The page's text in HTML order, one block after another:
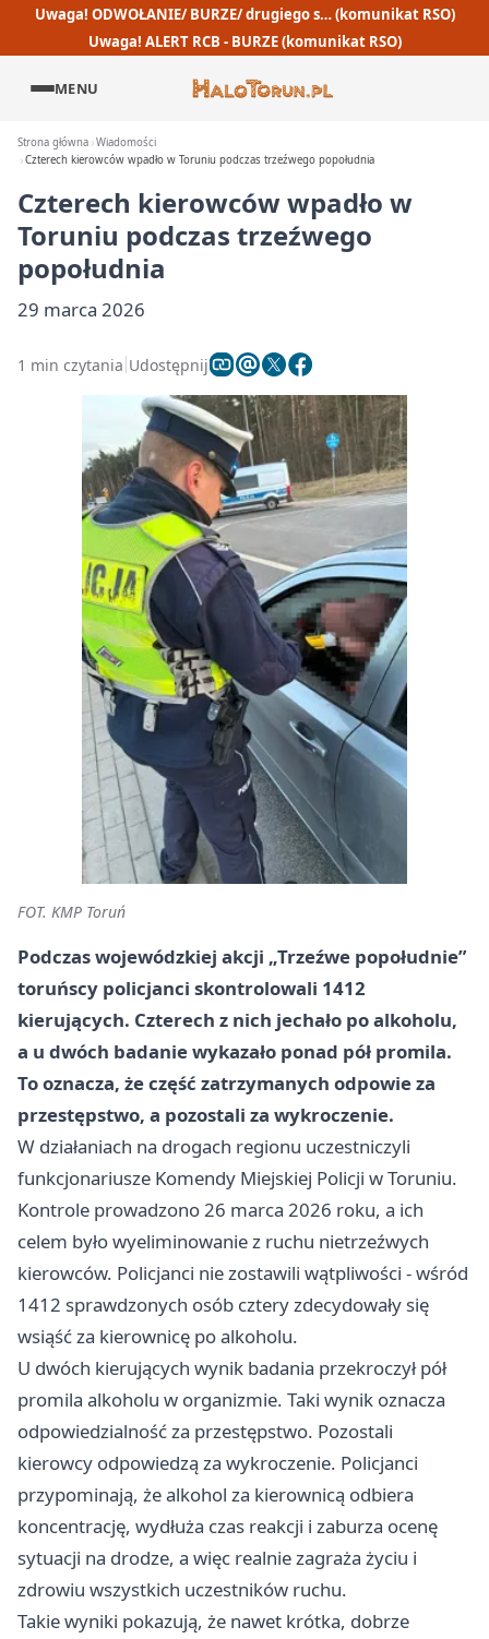
Uwaga! ODWOŁANIE/ BURZE/ drugiego s… (komunikat RSO)
Uwaga! ALERT RCB - BURZE (komunikat RSO)
MENU
Strona główna Wiadomości
Czterech kierowców wpadło w Toruniu podczas trzeźwego popołudnia
Czterech kierowców wpadło w
Toruniu podczas trzeźwego
popołudnia
29 marca 2026
1 min czytania Udostępnij
FOT. KMP Toruń
Podczas wojewódzkiej akcji „Trzeźwe popołudnie”
toruńscy policjanci skontrolowali 1412
kierujących. Czterech z nich jechało po alkoholu,
a u dwóch badanie wykazało ponad pół promila.
To oznacza, że część zatrzymanych odpowie za
przestępstwo, a pozostali za wykroczenie.
W działaniach na drogach regionu uczestniczyli
funkcjonariusze Komendy Miejskiej Policji w Toruniu.
Kontrole prowadzono 26 marca 2026 roku, a ich
celem było wyeliminowanie z ruchu nietrzeźwych
kierowców. Policjanci nie zostawili wątpliwości - wśród
1412 sprawdzonych osób cztery zdecydowały się
wsiąść za kierownicę po alkoholu.
U dwóch kierujących wynik badania przekroczył pół
promila alkoholu w organizmie. Taki wynik oznacza
odpowiedzialność za przestępstwo. Pozostali
kierowcy odpowiedzą za wykroczenie. Policjanci
przypominają, że alkohol za kierownicą odbiera
koncentrację, wydłuża czas reakcji i zaburza ocenę
sytuacji na drodze, a więc realnie zagraża życiu i
zdrowiu wszystkich uczestników ruchu.
Takie wyniki pokazują, że nawet krótka, dobrze